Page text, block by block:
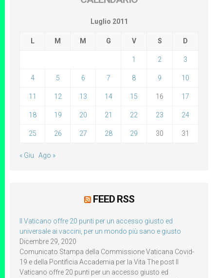
Luglio 2011
L M M G V S D
1 2 3
4 5 6 7 8 9 10
11 12 13 14 15 16 17
18 19 20 21 22 23 24
25 26 27 28 29 30 31
« Giu Ago »
FEED RSS
Il Vaticano offre 20 punti per un accesso giusto ed
universale ai vaccini, per un mondo più sano e giusto
Dicembre 29, 2020
Comunicato Stampa della Commissione Vaticana Covid-
19 e della Pontificia Accademia per la Vita The post Il
Vaticano offre 20 punti per un accesso giusto ed